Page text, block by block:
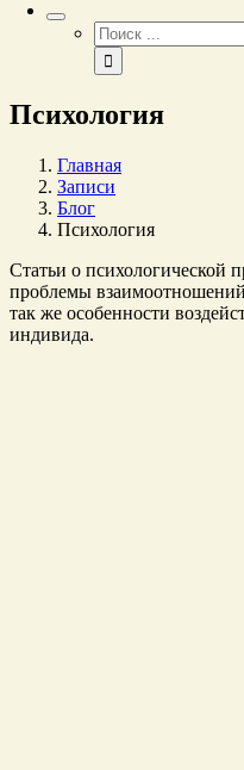
Результат
поиска:
Психология
Главная
Записи
Блог
Психология
Статьи о психологической
проблемы
так же особенности
индивида.